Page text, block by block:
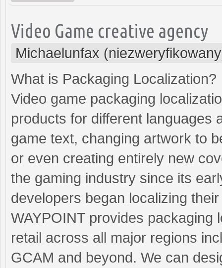
Video Game creative agency
Michaelunfax
What is Packaging Localization?
Video game packaging
products for different languages
game text, changing artwork to
or even creating entirely new
the gaming industry since its
developers began localizing
WAYPOINT provides packaging
retail across all major regions
GCAM and beyond. We can